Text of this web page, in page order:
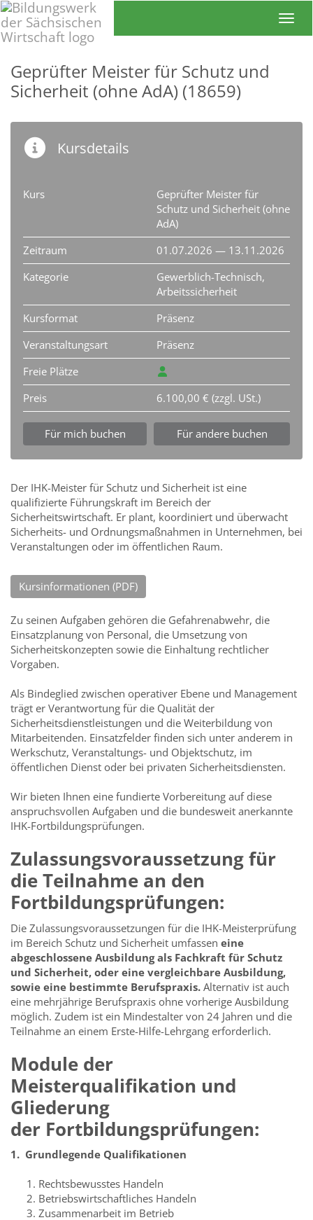
Geprüfter Meister für Schutz und
Sicherheit (ohne AdA) (18659)
Kursdetails
Kurs
Geprüfter Meister für
Schutz und Sicherheit (ohne
AdA)
Zeitraum
01.07.2026 — 13.11.2026
Kategorie
Gewerblich-Technisch,
Arbeitssicherheit
Kursformat
Präsenz
Veranstaltungsart
Präsenz
Freie Plätze
Preis
6.100,00 € (zzgl. USt.)
Für mich buchen Für andere buchen
Der IHK-Meister für Schutz und Sicherheit ist eine
qualifizierte Führungskraft im Bereich der
Sicherheitswirtschaft. Er plant, koordiniert und überwacht
Sicherheits- und Ordnungsmaßnahmen in Unternehmen, bei
Veranstaltungen oder im öffentlichen Raum.
Kursinformationen (PDF)
Zu seinen Aufgaben gehören die Gefahrenabwehr, die
Einsatzplanung von Personal, die Umsetzung von
Sicherheitskonzepten sowie die Einhaltung rechtlicher
Vorgaben.
Als Bindeglied zwischen operativer Ebene und Management
trägt er Verantwortung für die Qualität der
Sicherheitsdienstleistungen und die Weiterbildung von
Mitarbeitenden. Einsatzfelder finden sich unter anderem in
Werkschutz, Veranstaltungs- und Objektschutz, im
öffentlichen Dienst oder bei privaten Sicherheitsdiensten.
Wir bieten Ihnen eine fundierte Vorbereitung auf diese
anspruchsvollen Aufgaben und die bundesweit anerkannte
IHK-Fortbildungsprüfungen.
Zulassungsvoraussetzung für
die Teilnahme an den
Fortbildungsprüfungen:
Die Zulassungsvoraussetzungen für die IHK-Meisterprüfung
im Bereich Schutz und Sicherheit umfassen eine
abgeschlossene Ausbildung als Fachkraft für Schutz
und Sicherheit, oder eine vergleichbare Ausbildung,
sowie eine bestimmte Berufspraxis. Alternativ ist auch
eine mehrjährige Berufspraxis ohne vorherige Ausbildung
möglich. Zudem ist ein Mindestalter von 24 Jahren und die
Teilnahme an einem Erste-Hilfe-Lehrgang erforderlich.
Module der
Meisterqualifikation und
Gliederung
der Fortbildungsprüfungen:
1. Grundlegende Qualifikationen
Rechtsbewusstes Handeln
Betriebswirtschaftliches Handeln
Zusammenarbeit im Betrieb